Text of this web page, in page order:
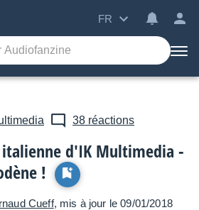
FR
38 réactions
d'IK Multimedia -
!
Cueff, mis à jour le 09/01/2018